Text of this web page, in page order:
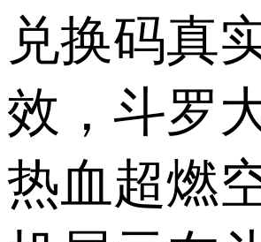
兑换码真
效，斗罗
热血超燃